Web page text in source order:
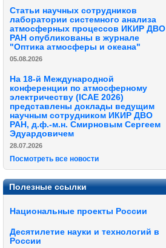
Статьи научных сотрудников
лаборатории системного анализа
атмосферных процессов ИКИР ДВО
РАН опубликованы в журнале
"Оптика атмосферы и океана"
05.08.2026
На 18-й Международной
конференции по атмосферному
электричеству (ICAE 2026)
представлены доклады ведущим
научным сотрудником ИКИР ДВО
РАН, д.ф.-м.н. Смирновым Сергеем
Эдуардовичем
28.07.2026
Посмотреть все новости
Полезные ссылки
Национальные проекты России
Десятилетие науки и технологий в
России